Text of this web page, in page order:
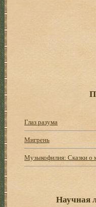
Глаз разума
Мигрень
Музыкофилия: Сказки о
Научная